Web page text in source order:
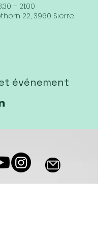
– 21:00
22, 3960 Sierre,
événement